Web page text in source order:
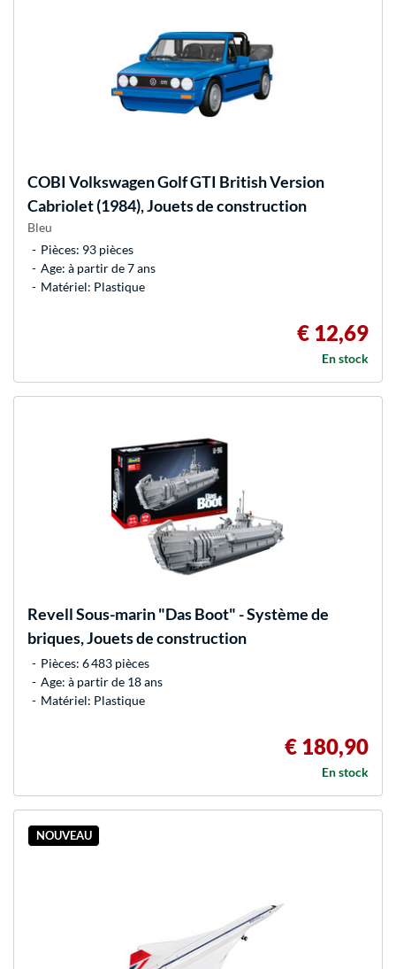
COBI Volkswagen Golf GTI British Version
Cabriolet (1984), Jouets de construction
Bleu
Pièces: 93 pièces
Age: à partir de 7 ans
Matériel: Plastique
€ 12,69
En stock
RevellSous-marin "Das Boot" - Système de
briques, Jouets de construction
Pièces: 6 483 pièces
Age: à partir de 18 ans
Matériel: Plastique
€ 180,90
En stock
NOUVEAU